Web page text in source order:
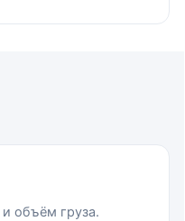
объём груза.